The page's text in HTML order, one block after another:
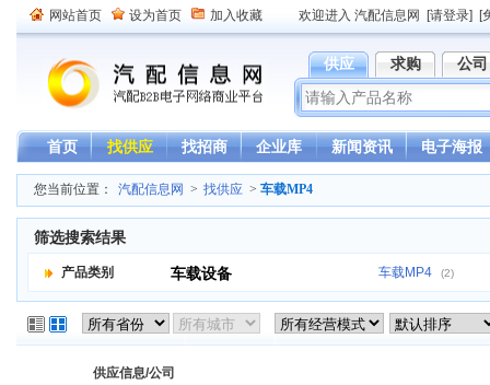
网站首页 设为首页 加入收藏 欢迎进入 汽配信息网 [请登录] [
供应 求购 公司
首页 找供应 找招商 企业库 新闻资讯 电子海报
您当前位置： 汽配信息网 > 找供应 > 车载MP4
筛选搜索结果
产品类别 车载设备 车载MP4 (2)
供应信息/公司